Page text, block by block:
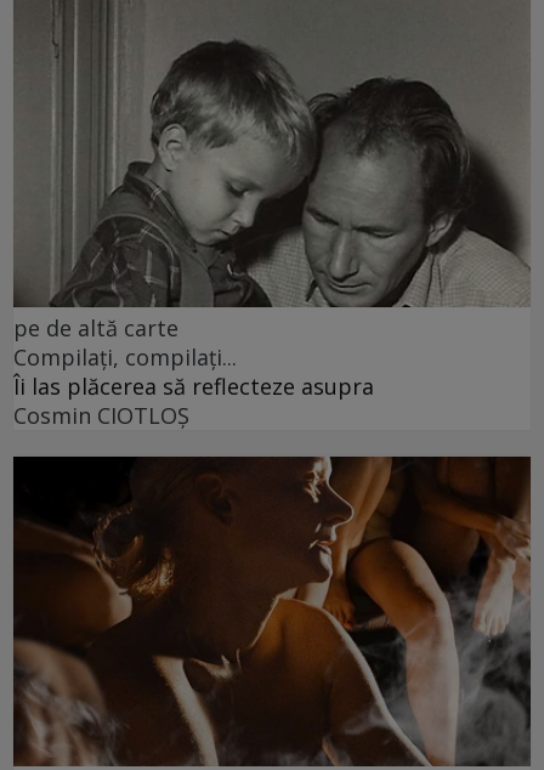
pe de altă carte
Compilați, compilați...
Îi las plăcerea să reflecteze asupra
Cosmin CIOTLOŞ